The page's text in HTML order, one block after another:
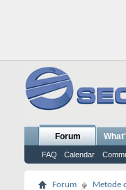
Forum
FAQ Calendar
Forum Metode